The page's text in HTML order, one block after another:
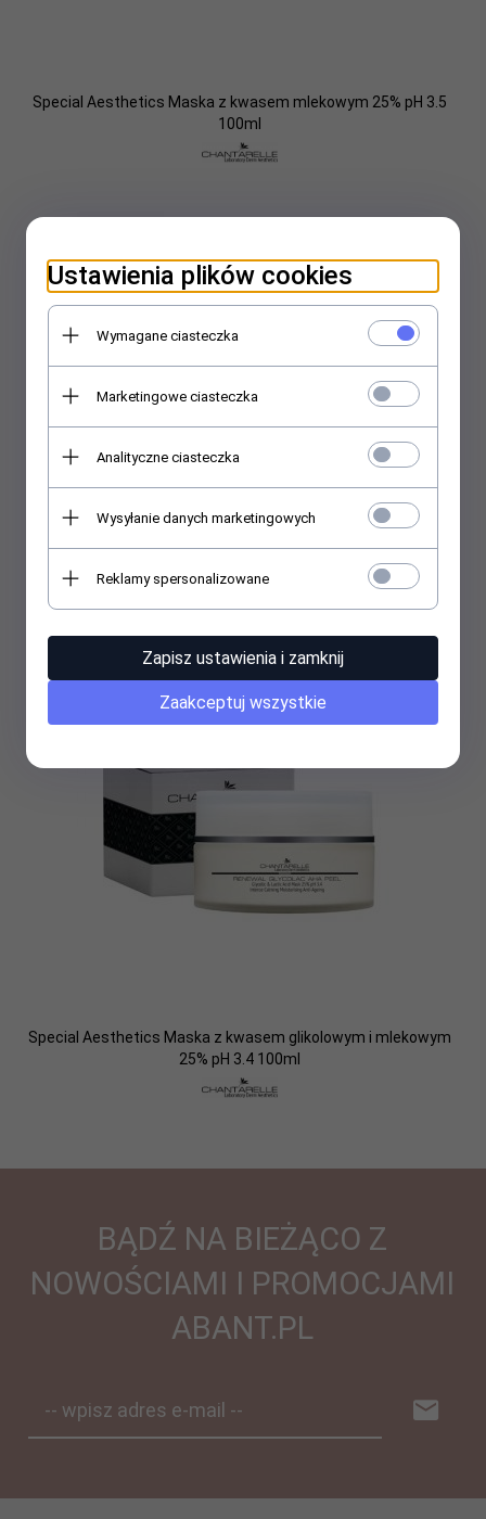
Special Aesthetics Maska z kwasem mlekowym 25% pH 3.5
100ml
Special Aesthetics Maska z kwasem salicylowym, mlekowym
i migdałowym 32% pH 3.5 100ml
Special Aesthetics Maska z kwasem glikolowym i mlekowym
25% pH 3.4 100ml
BĄDŹ NA BIEŻĄCO Z
NOWOŚCIAMI I PROMOCJAMI
ABANT.PL
-- wpisz adres e-mail --
Ustawienia plików cookies
Wymagane ciasteczka
Marketingowe ciasteczka
Analityczne ciasteczka
Wysyłanie danych marketingowych
Reklamy spersonalizowane
Zapisz ustawienia i zamknij
Zaakceptuj wszystkie